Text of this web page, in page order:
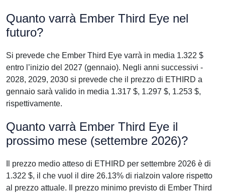
Quanto varrà Ember Third Eye nel
futuro?
Si prevede che Ember Third Eye varrà in media 1.322 $
entro l’inizio del 2027 (gennaio). Negli anni successivi -
2028, 2029, 2030 si prevede che il prezzo di ETHIRD a
gennaio sarà valido in media 1.317 $, 1.297 $, 1.253 $,
rispettivamente.
Quanto varrà Ember Third Eye il
prossimo mese (settembre 2026)?
Il prezzo medio atteso di ETHIRD per settembre 2026 è di
1.322 $, il che vuol il dire 26.13% di rialzoin valore rispetto
al prezzo attuale. Il prezzo minimo previsto di Ember Third